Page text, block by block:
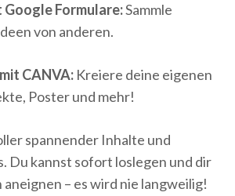
Formulare:Sammle
von anderen.
CANVA:Kreiere deine eigenen
Poster und mehr!
spannender Inhalte und
Du kannst sofort loslegen und dir
– es wird nie langweilig!